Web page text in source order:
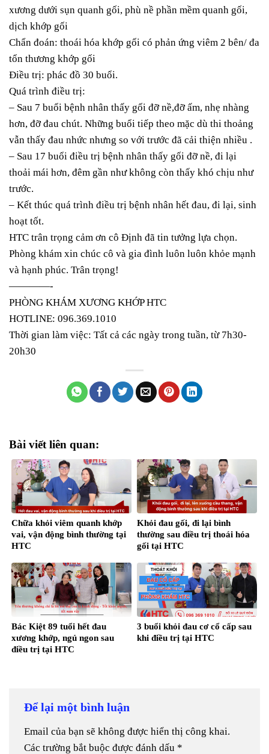
xương dưới sụn quanh gối, phù nề phần mềm quanh gối,
dịch khớp gối
Chẩn đoán: thoái hóa khớp gối có phản ứng viêm 2 bên/ đa
tổn thương khớp gối
Điều trị: phác đồ 30 buổi.
Quá trình điều trị:
– Sau 7 buổi bệnh nhân thấy gối đỡ nề,đỡ ấm, nhẹ nhàng
hơn, đỡ đau chút. Những buổi tiếp theo mặc dù thi thoảng
vẫn thấy đau nhức nhưng so với trước đã cải thiện nhiều .
– Sau 17 buổi điều trị bệnh nhân thấy gối đỡ nề, đi lại
thoải mái hơn, đêm gần như không còn thấy khó chịu như
trước.
– Kết thúc quá trình điều trị bệnh nhân hết đau, đi lại, sinh
hoạt tốt.
HTC trân trọng cảm ơn cô Định đã tin tưởng lựa chọn.
Phòng khám xin chúc cô và gia đình luôn luôn khỏe mạnh
và hạnh phúc. Trân trọng!
————-
PHÒNG KHÁM XƯƠNG KHỚP HTC
HOTLINE: 096.369.1010
Thời gian làm việc: Tất cả các ngày trong tuần, từ 7h30-
20h30
Bài viết liên quan:
Chữa khỏi viêm quanh khớp
vai, vận động bình thường tại
HTC
Khỏi đau gối, đi lại bình
thường sau điều trị thoái hóa
gối tại HTC
Bác Kiệt 89 tuổi hết đau
xương khớp, ngủ ngon sau
điều trị tại HTC
3 buổi khỏi đau cơ cổ cấp sau
khi điều trị tại HTC
Để lại một bình luận
Email của bạn sẽ không được hiển thị công khai.
Các trường bắt buộc được đánh dấu *